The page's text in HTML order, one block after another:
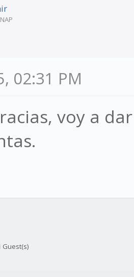
02:31 PM
voy a
Guest(s)